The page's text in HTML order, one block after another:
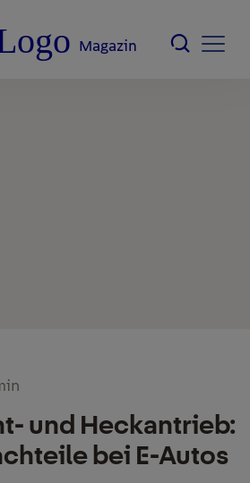
Magazin
und Heckantrieb:
bei E-Autos